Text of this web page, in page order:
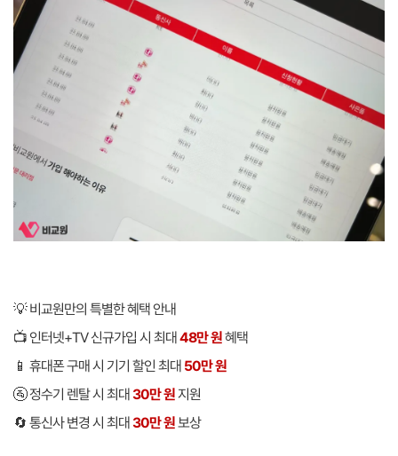
💡 비교원만의 특별한 혜택 안내
📺 인터넷+TV 신규가입 시 최대48만 원혜택
📱 휴대폰 구매 시 기기 할인 최대 50만 원
🚰 정수기 렌탈 시 최대 30만 원지원
🔄 통신사 변경 시 최대 30만 원보상